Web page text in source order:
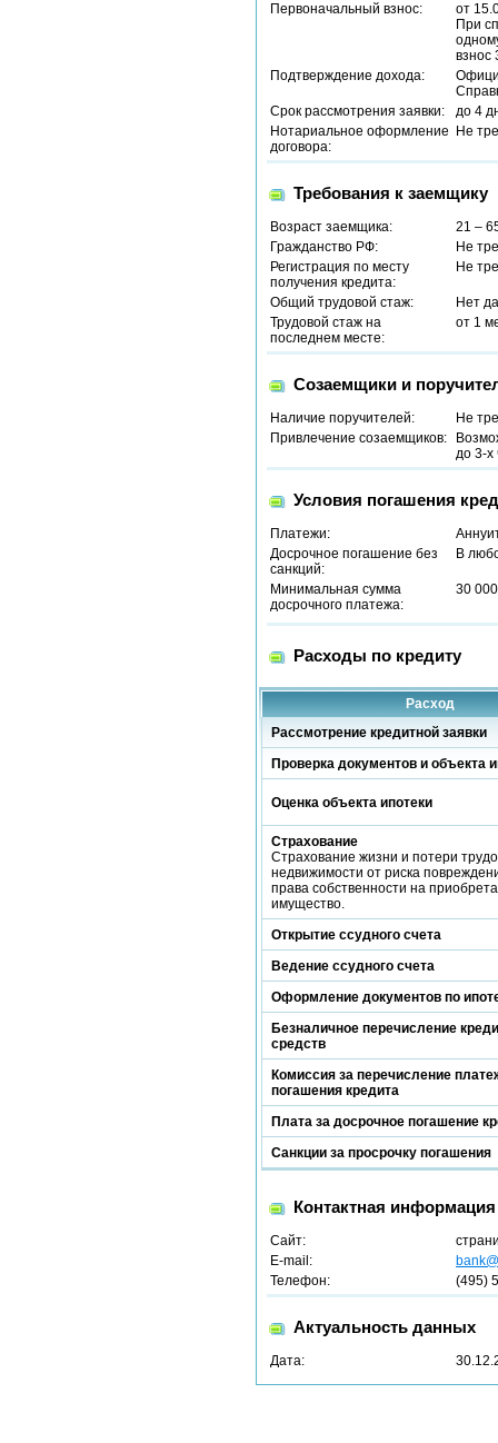
Первоначальный взнос:
от
При
взнос
Подтверждение дохода:
Срок рассмотрения заявки:
до 4
Нотариальное оформление
договора:
Не
Требования к заемщику
Возраст заемщика:
21 –
Гражданство РФ:
Не
Регистрация по месту
получения кредита:
Не
Общий трудовой стаж:
Нет
Трудовой стаж на
последнем месте:
от 1
Созаемщики и
Наличие поручителей:
Не
Привлечение созаемщиков:
до 3-х
Условия погашения
Платежи:
Досрочное погашение без
санкций:
В
Минимальная сумма
досрочного платежа:
30
Расходы по кредиту
Расход
Рассмотрение кредитной заявки
Проверка документов и объекта
Оценка объекта ипотеки
Страхование
Страхование жизни и потери
недвижимости от риска
права собственности на
имущество.
Открытие ссудного счета
Ведение ссудного счета
Оформление документов по
Безналичное перечисление
средств
Комиссия за перечисление
погашения кредита
Плата за досрочное погашение
Санкции за просрочку погашения
Контактная информация
Сайт:
E-mail:
Телефон:
(495)
Актуальность данных
Дата: